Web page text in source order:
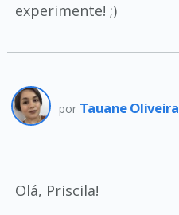
experimente! ;)
por Tauane Oliveira
Olá, Priscila!